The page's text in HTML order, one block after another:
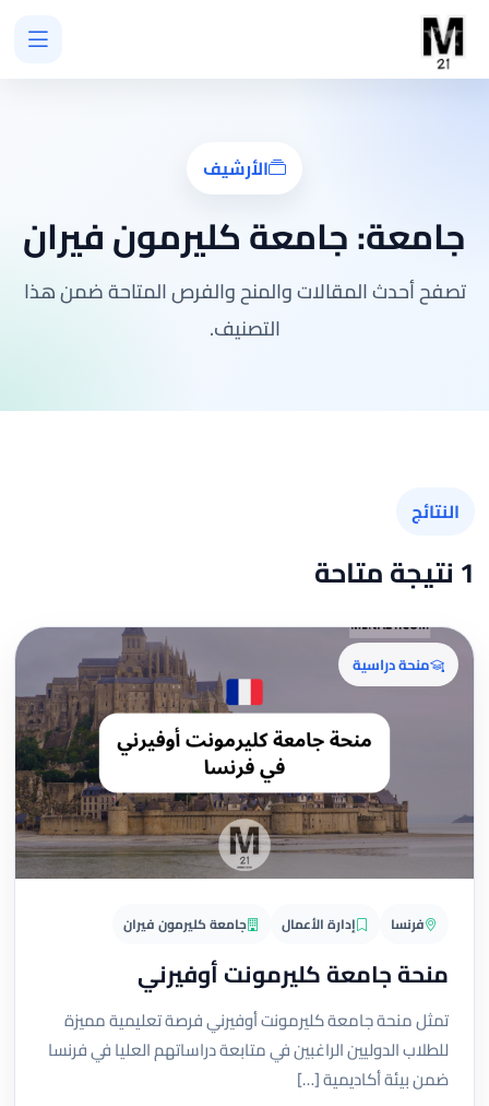
الأرشيف
جامعة:جامعة كليرمون فيران
تصفح أحدث المقالات والمنح والفرص المتاحة ضمن هذا
التصنيف.
النتائج
1 نتيجة متاحة
منحة دراسية
فرنسا إدارة الأعمال جامعة كليرمون فيران
منحة جامعة كليرمونت أوفيرني
تمثل منحة جامعة كليرمونت أوفيرني فرصة تعليمية مميزة
للطلاب الدوليين الراغبين في متابعة دراساتهم العليا في فرنسا
ضمن بيئة أكاديمية […]